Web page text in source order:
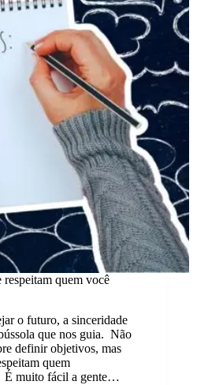
quem você
o futuro, a sinceridade
que nos guia. Não
definir objetivos, mas
quem
É muito fácil a gente…